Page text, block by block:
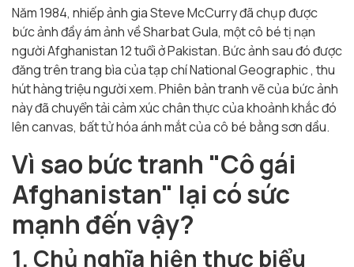
Năm 1984, nhiếp ảnh gia Steve McCurry đã chụp được
bức ảnh đầy ám ảnh về Sharbat Gula, một cô bé tị nạn
người Afghanistan 12 tuổi ở Pakistan. Bức ảnh sau đó được
đăng trên trang bìa củatạp chí National Geographic, thu
hút hàng triệu người xem. Phiên bản tranh vẽ của bức ảnh
này đã chuyển tải cảm xúc chân thực của khoảnh khắc đó
lên canvas, bất tử hóa ánh mắt của cô bé bằng sơn dầu.
Vì sao bức tranh "Cô gái
Afghanistan" lại có sức
mạnh đến vậy?
1. Chủ nghĩa hiện thực biểu